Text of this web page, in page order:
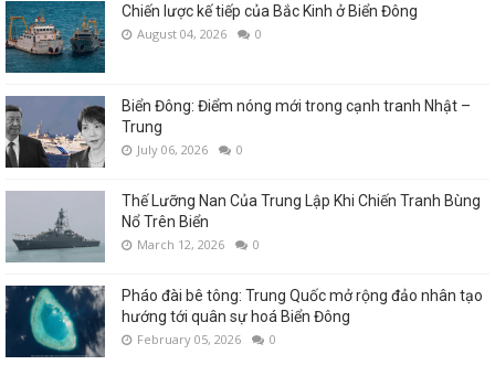
Chiến lược kế tiếp của Bắc Kinh ở Biển Đông
August 04, 2026 0
Biển Đông: Điểm nóng mới trong cạnh tranh Nhật –
Trung
July 06, 2026 0
Thế Lưỡng Nan Của Trung Lập Khi Chiến Tranh Bùng
Nổ Trên Biển
March 12, 2026 0
Pháo đài bê tông: Trung Quốc mở rộng đảo nhân tạo
hướng tới quân sự hoá Biển Đông
February 05, 2026 0